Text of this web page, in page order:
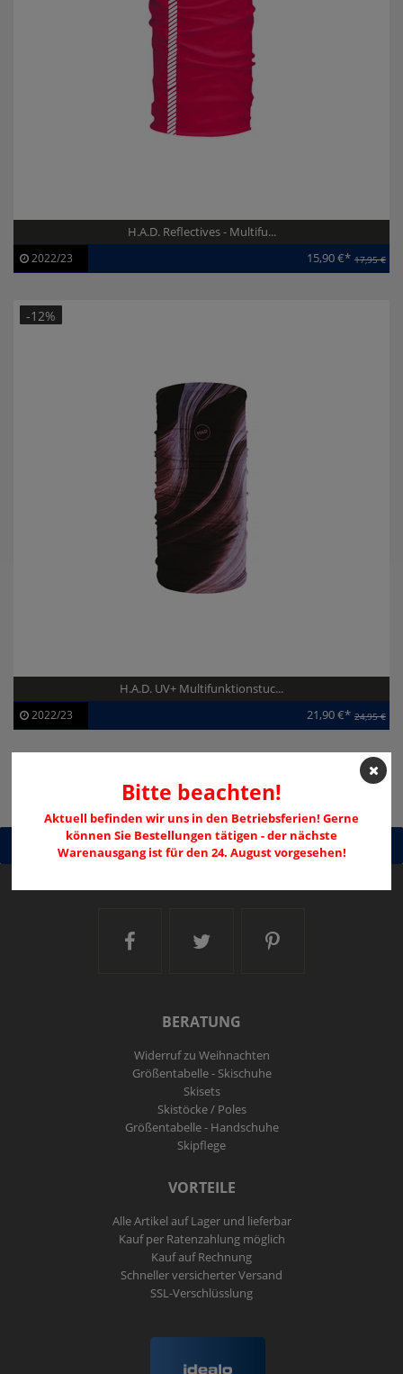
H.A.D. Reflectives - Multifu...
Artikel-ID:
113187
2022/23 15,90 €* 17,95 €
-12%
H.A.D. UV+ Multifunktionstuc...
Artikel-ID:
113193
Modelljahr:
2022/23
2022/23 21,90 €* 24,95 €
Ski and More auf Facebook
Ski and More auf
Ski and More
BERATUNG
Widerruf zu Weihnachten
Größentabelle - Skischuhe
Skisets
Skistöcke / Poles
Größentabelle - Handschuhe
Skipflege
VORTEILE
Alle Artikel auf Lager und lieferbar
Kauf per Ratenzahlung möglich
Kauf auf Rechnung
Schneller versicherter Versand
SSL-Verschlüsslung
Bitte beachten!
Aktuell befinden wir uns in den Betriebsferien! Gerne
können Sie Bestellungen tätigen - der nächste
Warenausgang ist für den 24. August vorgesehen!